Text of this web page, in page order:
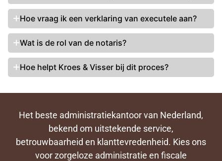
Hoe vraag ik een verklaring van executele aan?
Wat is de rol van de notaris?
Hoe helpt Kroes & Visser bij dit proces?
Het beste administratiekantoor van Nederland,
bekend om uitstekende service,
betrouwbaarheid en klanttevredenheid. Kies ons
voor zorgeloze administratie en fiscale